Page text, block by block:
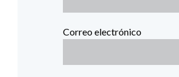
Correo electrónico